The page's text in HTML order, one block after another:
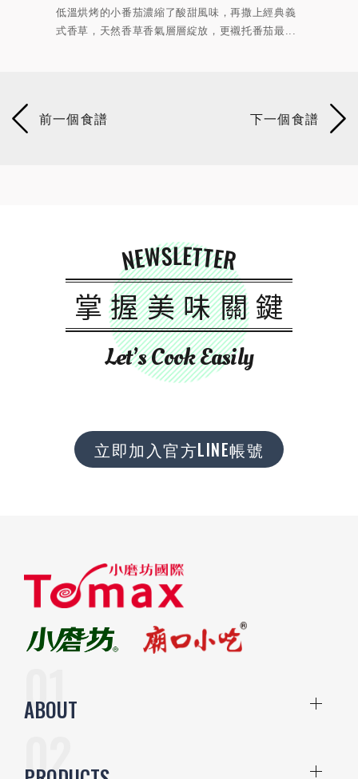
烤的小番茄濃縮了酸甜風味，再撒上經典義
，天然香草香氣層層綻放，更襯托番茄最...
麵條搭配蔬菜與配料
濃，熱騰騰的炒麵裹
NEWSLETTER
掌握美味關鍵
Let’s Cook Easily
立即加入官方LINE帳號
ABOUT